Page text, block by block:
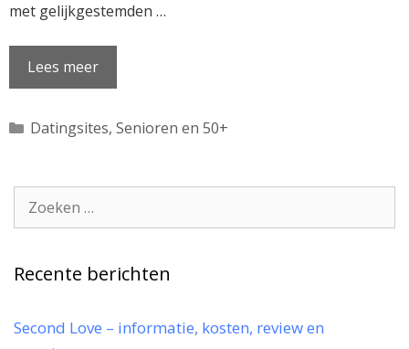
met gelijkgestemden …
Lees meer
Categorieën
Datingsites, Senioren en 50+
Zoek
naar:
Recente berichten
Second Love – informatie, kosten, review en